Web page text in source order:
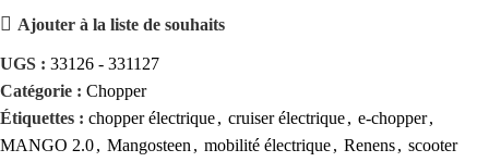
Ajouter à la liste de souhaits
UGS : 33126 - 331127
Catégorie : Chopper
Étiquettes : chopper électrique, cruiser électrique, e-chopper,
MANGO 2.0, Mangosteen , mobilité électrique, Renens, scooter